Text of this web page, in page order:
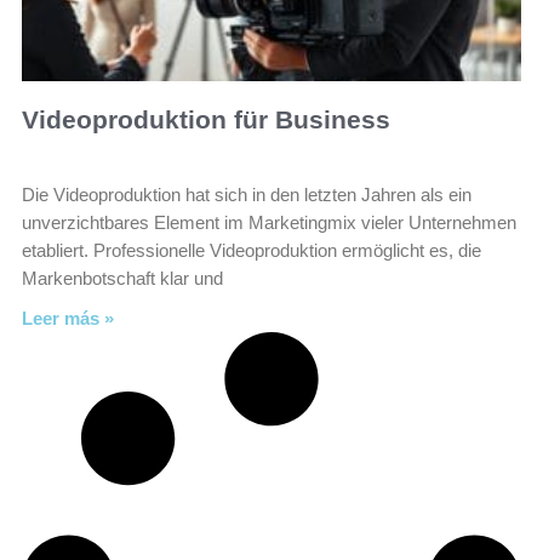
Videoproduktion für Business
Die Videoproduktion hat sich in den letzten Jahren als ein
unverzichtbares Element im Marketingmix vieler Unternehmen
etabliert. Professionelle Videoproduktion ermöglicht es, die
Markenbotschaft klar und
Leer más »